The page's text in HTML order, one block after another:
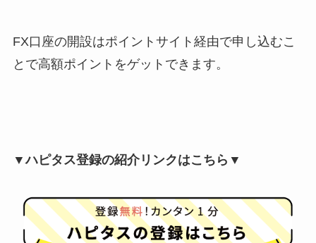
FX口座の開設はポイントサイト経由で申し込むこ
とで高額ポイントをゲットできます。
▼ハピタス登録の紹介リンクはこちら▼